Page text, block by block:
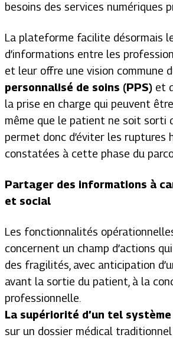
besoins des services numériques
La plateforme facilite désormais
d’informations entre les
et leur offre une vision commune
personnalisé de soins (PPS) et
la prise en charge qui peuvent
même que le patient ne soit sorti
permet donc d’éviter les ruptures
constatées à cette phase du
Partager des informations à
et social
Les fonctionnalités
concernent un champ d’actions
des fragilités, avec anticipation
avant la sortie du patient, à la
professionnelle.
La supériorité d’un tel
sur un dossier médical